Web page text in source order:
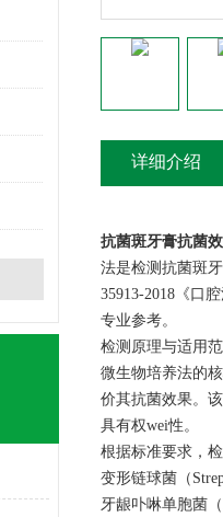
详细介绍
抗菌斑牙膏抗菌
法是检测抗菌斑
35913-2018《口
专业参考。
检测原理与适用范
微生物培养法的
价其抗菌效果。
具有权wei性。
根据标准要求，
变形链球菌（
牙龈卟啉单胞菌